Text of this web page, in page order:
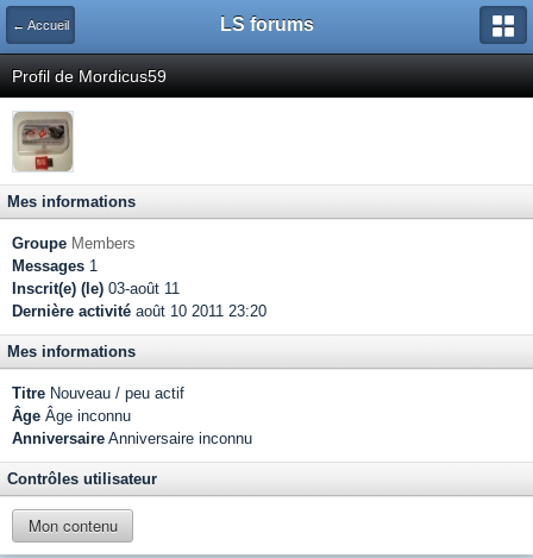
← Accueil LS forums
Profil de Mordicus59
Mes informations
Groupe Members
Messages 1
Inscrit(e) (le) 03-août 11
Dernière activité août 10 2011 23:20
Mes informations
Titre Nouveau / peu actif
Âge Âge inconnu
Anniversaire Anniversaire inconnu
Contrôles utilisateur
Mon contenu